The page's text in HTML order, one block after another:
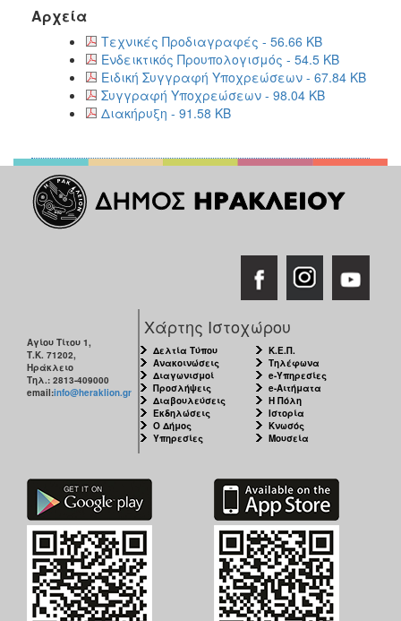
Αρχεία
Τεχνικές Προδιαγραφές - 56.66 KB
Ενδεικτικός Προυπολογισμός - 54.5 KB
Ειδική Συγγραφή Υποχρεώσεων - 67.84 KB
Συγγραφή Υποχρεώσεων - 98.04 KB
Διακήρυξη - 91.58 KB
Αγίου Τίτου 1,
Τ.Κ. 71202,
Ηράκλειο
Τηλ.: 2813-409000
email:info@heraklion.gr
Χάρτης Ιστοχώρου
Δελτία Τύπου
Ανακοινώσεις
Διαγωνισμοί
Προσλήψεις
Διαβουλεύσεις
Εκδηλώσεις
Ο Δήμος
Υπηρεσίες
Κ.Ε.Π.
Τηλέφωνα
e-Υπηρεσίες
e-Αιτήματα
Η Πόλη
Ιστορία
Κνωσός
Μουσεία